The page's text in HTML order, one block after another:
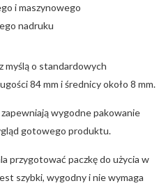
i maszynowego
nadruku
myślą o standardowych
84 mm i średnicy około 8 mm.
wygodne pakowanie
gotowego produktu.
przygotować paczkę do użycia w
szybki, wygodny i nie wymaga